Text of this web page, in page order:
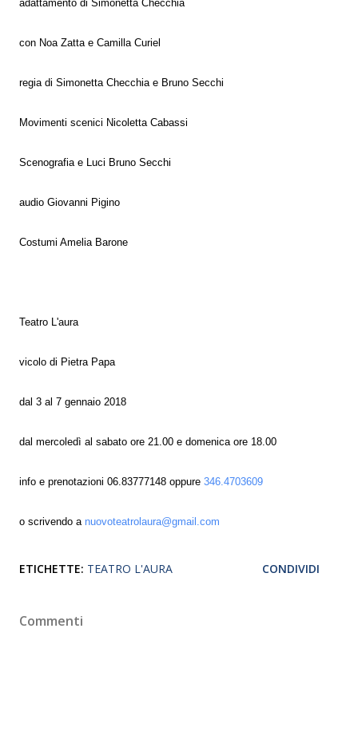
adattamento di Simonetta Checchia
con Noa Zatta e Camilla Curiel
regia di Simonetta Checchia e Bruno Secchi
Movimenti scenici Nicoletta Cabassi
Scenografia e Luci Bruno Secchi
audio Giovanni Pigino
Costumi Amelia Barone
Teatro L'aura
vicolo di Pietra Papa
dal 3 al 7 gennaio 2018
dal mercoledì al sabato ore 21.00 e domenica ore 18.00
info e prenotazioni 06.83777148 oppure 346.4703609
o scrivendo a nuovoteatrolaura@gmail.com
ETICHETTE: TEATRO L'AURA CONDIVIDI
Commenti